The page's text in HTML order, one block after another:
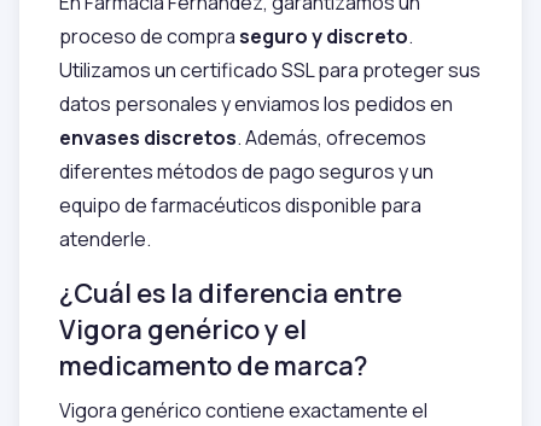
proceso de compraseguro y discreto.
Utilizamos un certificado SSL para proteger sus
datos personales y enviamos los pedidos en
envases discretos. Además, ofrecemos
diferentes métodos de pago seguros y un
equipo de farmacéuticos disponible para
atenderle.
¿Cuál es la diferencia entre
Vigora genérico y el
medicamento de marca?
Vigora genérico contiene exactamente el